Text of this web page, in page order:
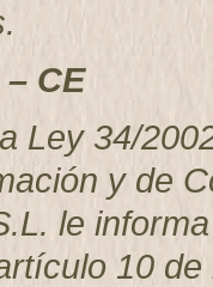
CE
Ley 34/
y de
le
10